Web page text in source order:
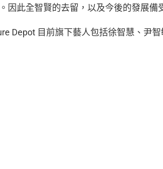
因此全智賢的去留，以及今後的發展備
Depot 目前旗下藝人包括徐智慧、尹